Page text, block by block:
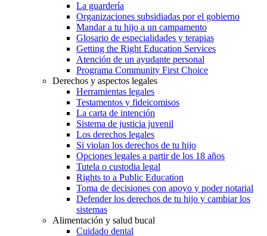
La guardería
Organizaciones subsidiadas por el gobierno
Mandar a tu hijo a un campamento
Glosario de especialidades y terapias
Getting the Right Education Services
Atención de un ayudante personal
Programa Community First Choice
Derechos y aspectos legales
Herramientas legales
Testamentos y fideicomisos
La carta de intención
Sistema de justicia juvenil
Los derechos legales
Si violan los derechos de tu hijo
Opciones legales a partir de los 18 años
Tutela o custodia legal
Rights to a Public Education
Toma de decisiones con apoyo y poder notarial
Defender los derechos de tu hijo y cambiar los
sistemas
Alimentación y salud bucal
Cuidado dental